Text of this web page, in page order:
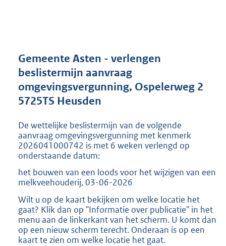
r
t
2
1
6
b
Gemeente Asten - verlengen
beslistermijn aanvraag
omgevingsvergunning, Ospelerweg 2
5725TS Heusden
De wettelijke beslistermijn van de volgende
aanvraag omgevingsvergunning met kenmerk
2026041000742 is met 6 weken verlengd op
onderstaande datum:
het bouwen van een loods voor het wijzigen van een
melkveehouderij, 03-06-2026
Wilt u op de kaart bekijken om welke locatie het
gaat? Klik dan op "Informatie over publicatie" in het
menu aan de linkerkant van het scherm. U komt dan
op een nieuw scherm terecht. Onderaan is op een
kaart te zien om welke locatie het gaat.